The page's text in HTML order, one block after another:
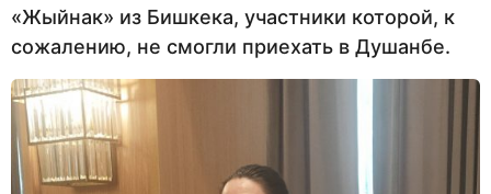
«Жыйнак» из Бишкека, участники которой, к
сожалению, не смогли приехать в Душанбе.